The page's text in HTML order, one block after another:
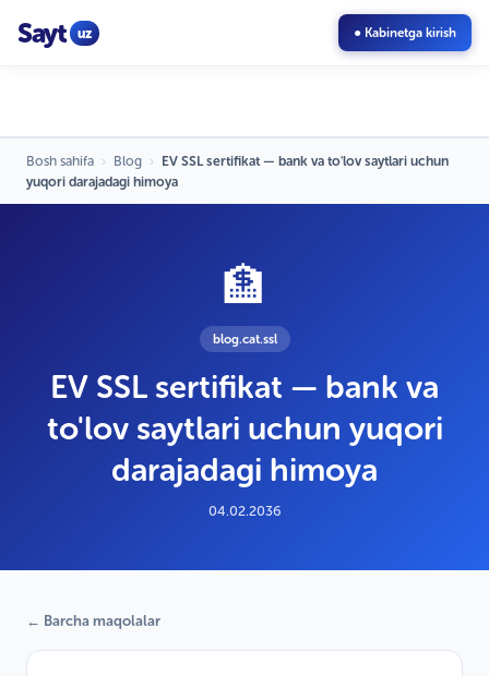
Sayt uz ● Kabinetga kirish
Bosh sahifa › Blog › EV SSL sertifikat — bank va to'lov saytlari uchun
yuqori darajadagi himoya
🏦
blog.cat.ssl
EV SSL sertifikat — bank va
to'lov saytlari uchun yuqori
darajadagi himoya
04.02.2036
← Barcha maqolalar